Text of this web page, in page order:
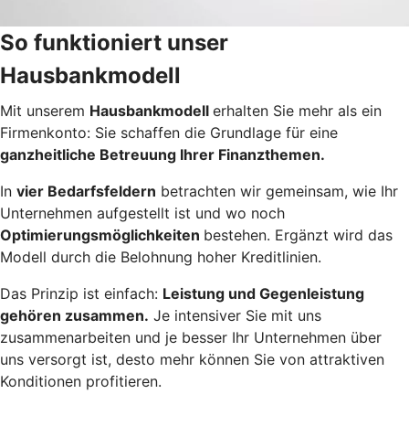
So funktioniert unser
Hausbankmodell
Mit unserem Hausbankmodell erhalten Sie mehr als ein
Firmenkonto: Sie schaffen die Grundlage für eine
ganzheitliche Betreuung Ihrer Finanzthemen.
In vier Bedarfsfeldern betrachten wir gemeinsam, wie Ihr
Unternehmen aufgestellt ist und wo noch
Optimierungsmöglichkeiten bestehen. Ergänzt wird das
Modell durch die Belohnung hoher Kreditlinien.
Das Prinzip ist einfach: Leistung und Gegenleistung
gehören zusammen. Je intensiver Sie mit uns
zusammenarbeiten und je besser Ihr Unternehmen über
uns versorgt ist, desto mehr können Sie von attraktiven
Konditionen profitieren.